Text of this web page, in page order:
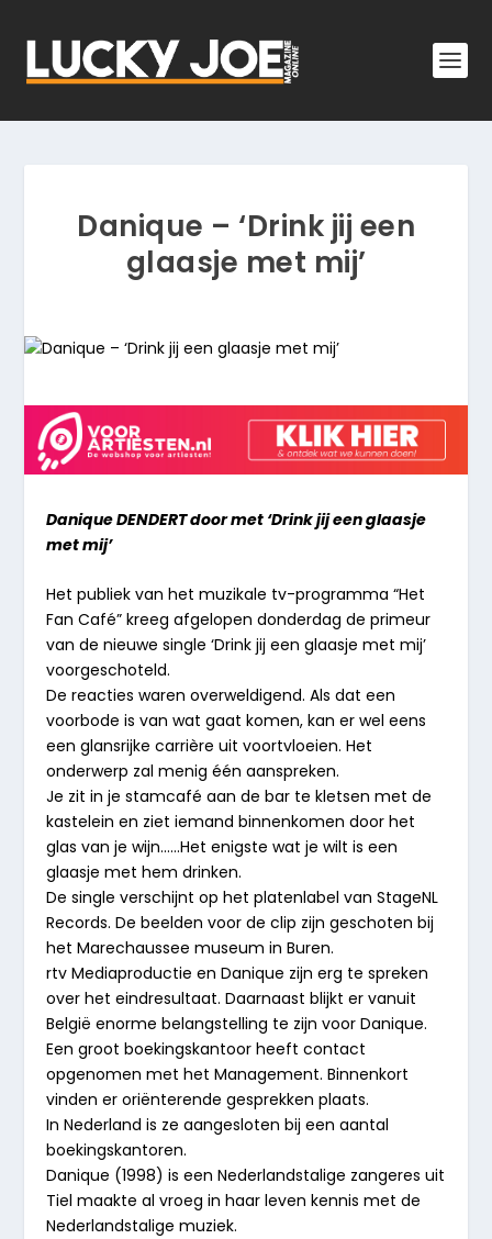
Danique – ‘Drink jij een
glaasje met mij’
Danique DENDERT door met ‘Drink jij een glaasje
met mij’
Het publiek van het muzikale tv-programma “Het
Fan Café” kreeg afgelopen donderdag de primeur
van de nieuwe single ‘Drink jij een glaasje met mij’
voorgeschoteld.
De reacties waren overweldigend. Als dat een
voorbode is van wat gaat komen, kan er wel eens
een glansrijke carrière uit voortvloeien. Het
onderwerp zal menig één aanspreken.
Je zit in je stamcafé aan de bar te kletsen met de
kastelein en ziet iemand binnenkomen door het
glas van je wijn……Het enigste wat je wilt is een
glaasje met hem drinken.
De single verschijnt op het platenlabel van StageNL
Records. De beelden voor de clip zijn geschoten bij
het Marechaussee museum in Buren.
rtv Mediaproductie en Danique zijn erg te spreken
over het eindresultaat. Daarnaast blijkt er vanuit
België enorme belangstelling te zijn voor Danique.
Een groot boekingskantoor heeft contact
opgenomen met het Management. Binnenkort
vinden er oriënterende gesprekken plaats.
In Nederland is ze aangesloten bij een aantal
boekingskantoren.
Danique (1998) is een Nederlandstalige zangeres uit
Tiel maakte al vroeg in haar leven kennis met de
Nederlandstalige muziek.